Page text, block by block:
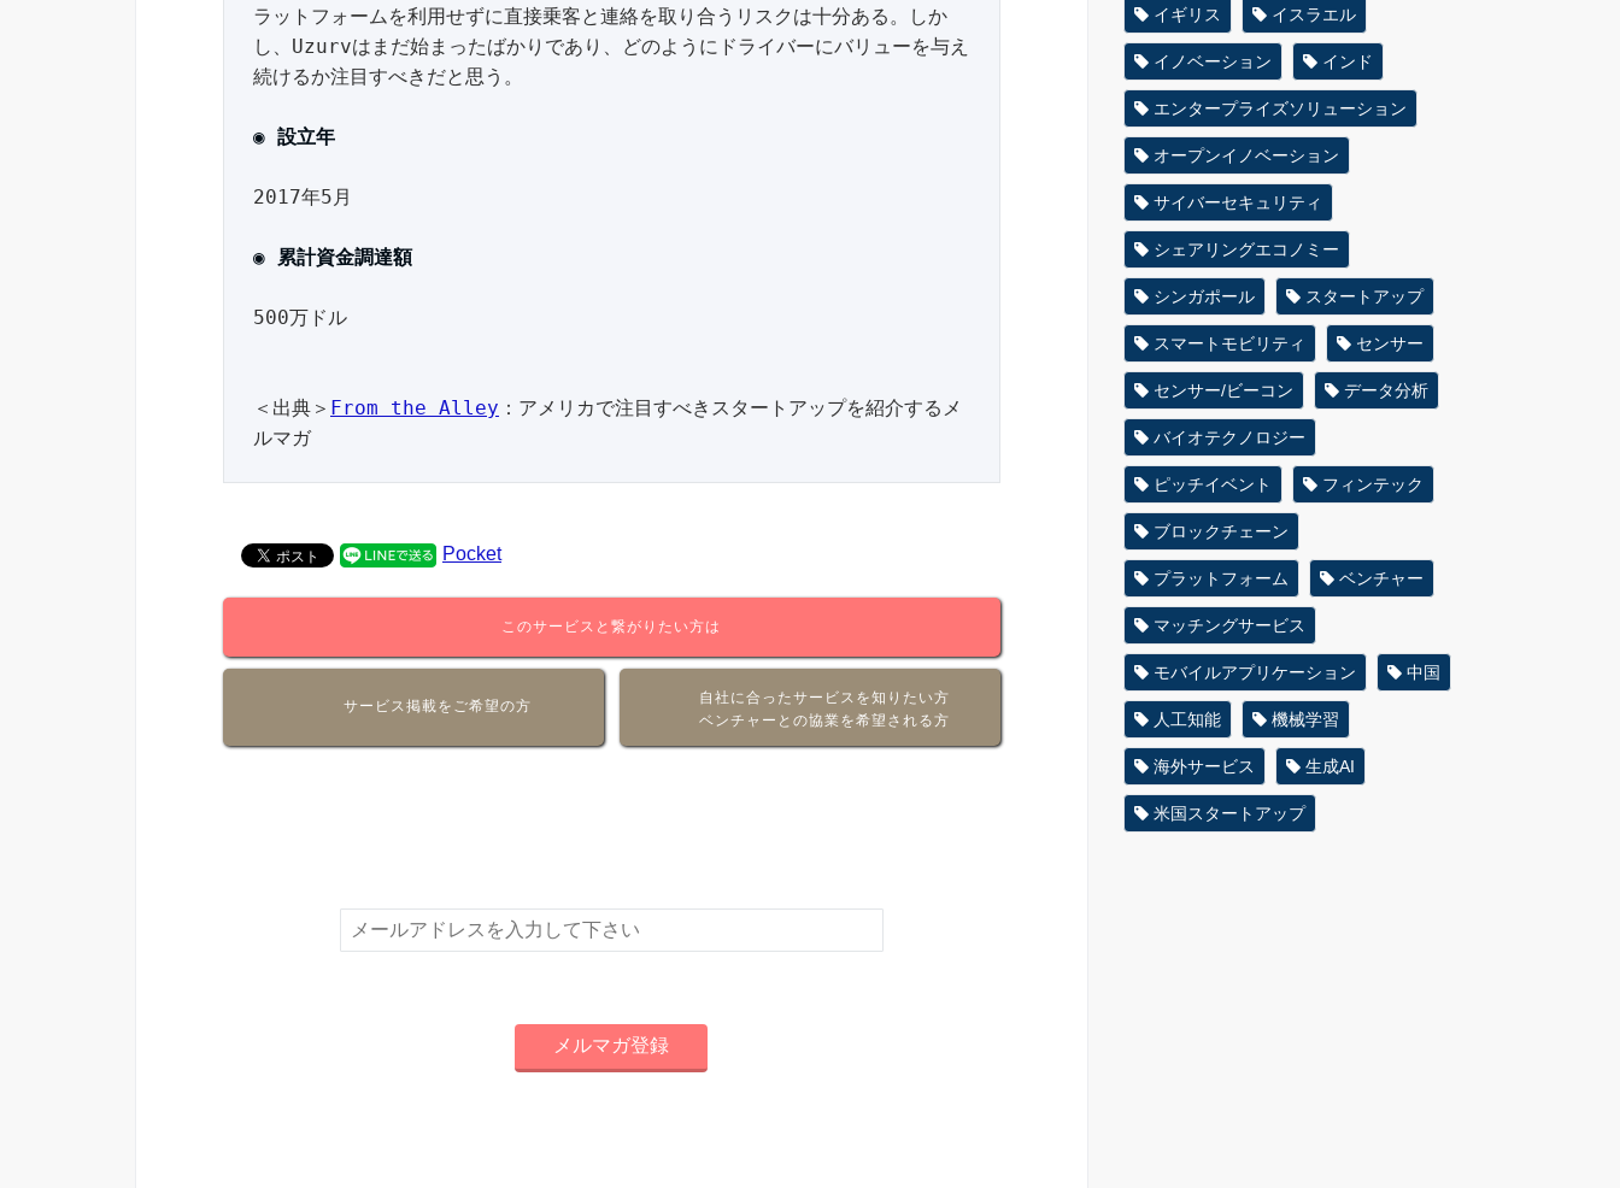
ラットフォームを利用せずに直接乗客と連絡を取り合うリスクは十分ある。しか
し、Uzurvはまだ始まったばかりであり、どのようにドライバーにバリューを与え
続けるか注目すべきだと思う。
◉ 設立年
2017年5月
◉ 累計資金調達額
500万ドル
＜出典＞ From the Alley ：アメリカで注目すべきスタートアップを紹介するメ
Pocket
このサービスと繋がりたい方は
サービス掲載をご希望の方
自社に合ったサービスを知りたい方
ベンチャーとの協業を希望される方
イギリス イスラエル
イノベーション インド
エンタープライズソリューション
オープンイノベーション
サイバーセキュリティ
シェアリングエコノミー
シンガポール スタートアップ
スマートモビリティ センサー
センサー/ビーコン データ分析
バイオテクノロジー
ピッチイベント フィンテック
ブロックチェーン
プラットフォーム ベンチャー
マッチングサービス
モバイルアプリケーション 中国
人工知能 機械学習
海外サービス 生成AI
米国スタートアップ